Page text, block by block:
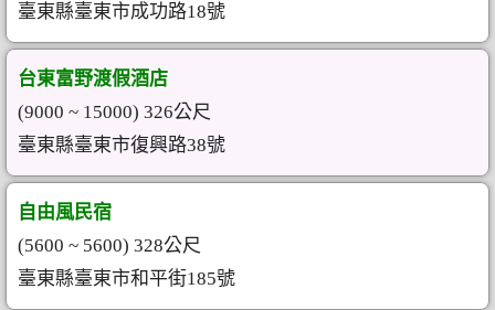
臺東縣臺東市成功路18號
台東富野渡假酒店
(9000 ~ 15000) 326公尺
臺東縣臺東市復興路38號
自由風民宿
(5600 ~ 5600) 328公尺
臺東縣臺東市和平街185號